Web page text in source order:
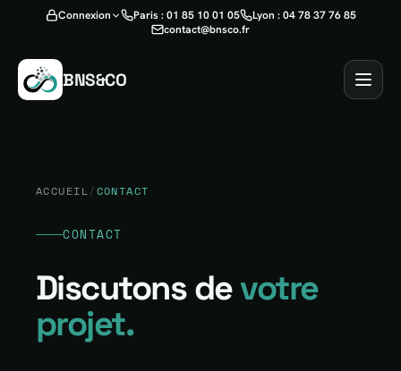
Connexion Paris : 01 85 10 01 05
Lyon : 04 78 37 76 85
contact@bnsco.fr
BNS&CO
ACCUEIL/CONTACT
CONTACT
Discutons devotre
projet.